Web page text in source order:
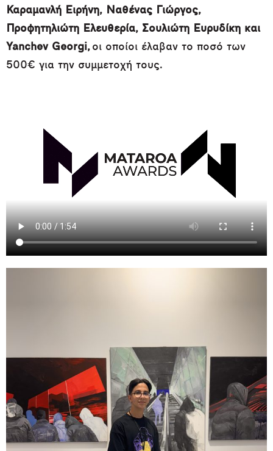
Καραμανλή Ειρήνη, Ναθένας Γιώργος,
Προφητηλιώτη Ελευθερία, Σουλιώτη Ευρυδίκη και
Yanchev Georgi, οι οποίοι έλαβαν το ποσό των
500€ για την συμμετοχή τους.